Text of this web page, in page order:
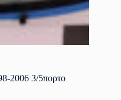
2006 3/5πορτο